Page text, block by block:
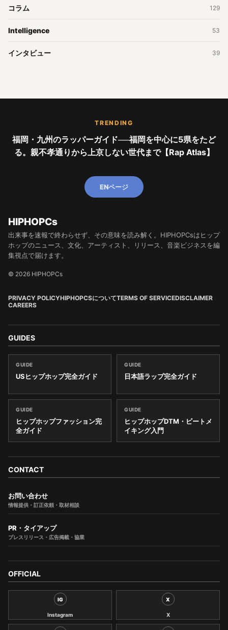
コラム 129
Intelligence 53
インタビュー 39
TRENDING
福岡・九州のラッパーガイド──福岡を中心に5県をたど
る。親不孝通りから上京しない世代まで【Rap Atlas】
ENページ
HIPHOPCs
出来事を速報で終わらせず、その意味を読み解く。HIPHOPCsはヒップ
ホップのニュース、文化、アーティスト、リリース、音楽ビジネスを編
集視点で届けます。
© 2026 HIPHOPCs
PRIVACY POLICYHIPHOPCSについてTERMS OF SERVICEDISCLAIMER
CAREERS
GUIDES
GUIDE
USヒップホップ完全ガイド
GUIDE
日本語ラップ完全ガイド
GUIDE
ヒップホップファッション完
全ガイド
GUIDE
ヒップホップDTM・ビートメ
イキング入門
CONTACT
お問い合わせ
情報提供・訂正依頼・取材相談
PR・タイアップ
プレスリリース・広告掲載・協業
OFFICIAL
IG
Instagram
X
X